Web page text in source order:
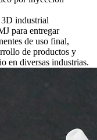
industrial
para entregar
de uso final,
de productos y
en diversas industrias.